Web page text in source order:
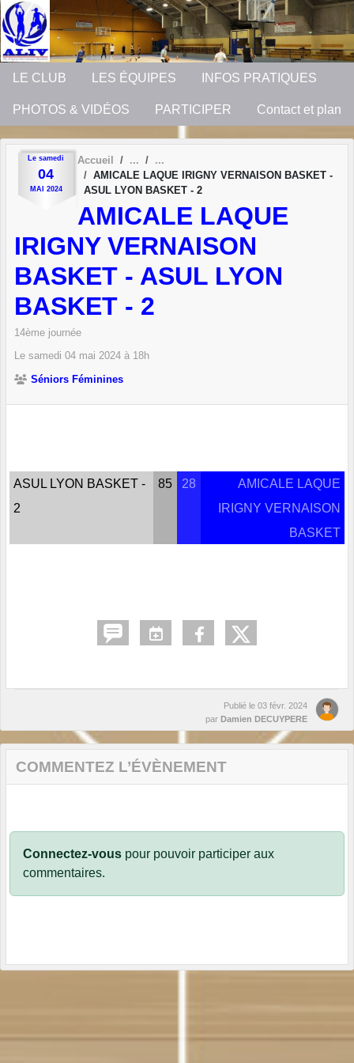
LE CLUB LES ÉQUIPES INFOS PRATIQUES
PHOTOS & VIDÉOS PARTICIPER Contact et plan
Le samedi
04
MAI 2024
Accueil
AMICALE LAQUE IRIGNY VERNAISON BASKET -
ASUL LYON BASKET - 2
AMICALE LAQUE
IRIGNY VERNAISON
BASKET - ASUL LYON
BASKET - 2
14ème journée
Le samedi 04 mai 2024 à 18h
Séniors Féminines
ASUL LYON BASKET -
2
85 28
AMICALE LAQUE
IRIGNY VERNAISON
BASKET
Publié le 03 févr. 2024
par Damien DECUYPERE
COMMENTEZ L’ÉVÈNEMENT
Connectez-vous pour pouvoir participer aux
commentaires.
Panneau de gestion des cookies